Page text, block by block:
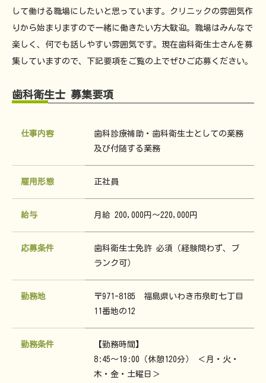
して働ける職場にしたいと思っています。クリニックの雰囲気作
りから始まりますので一緒に働きたい方大歓迎。職場はみんなで
楽しく、何でも話しやすい雰囲気です。現在歯科衛生士さんを募
集していますので、下記要項をご覧の上でぜひご応募ください。
歯科衛生士 募集要項
仕事内容
歯科診療補助・歯科衛生士としての業務
及び付随する業務
雇用形態 正社員
給与 月給 200,000円～220,000円
応募条件
歯科衛生士免許 必須（経験問わず、ブ
ランク可）
勤務地
〒971-8185 福島県いわき市泉町七丁目
11番地の12
勤務条件
【勤務時間】
8:45～19:00（休憩120分） ＜月・火・
木・金・土曜日＞